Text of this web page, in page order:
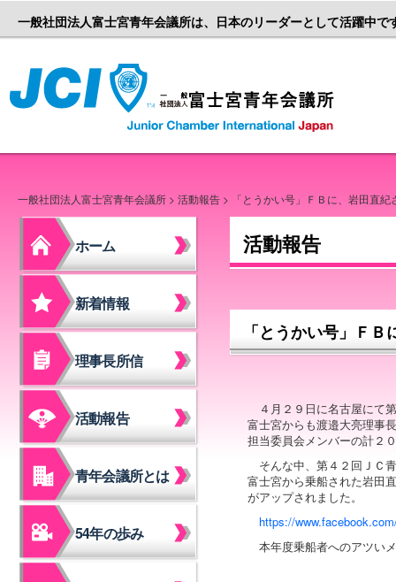
一般社団法人富士宮青年会議所は、日本のリーダーとして活躍中で
一般社団法人富士宮青年会議所 > 活動報告 > 「とうかい号」ＦＢに、岩田直
ホーム
新着情報
理事長所信
活動報告
青年会議所とは
54年の歩み
活動報告
「とうかい号」Ｆ
４月２９日に名古屋にて
富士宮からも渡邉大亮理事
担当委員会メンバーの計２
そんな中、第４２回ＪＣ
富士宮から乗船された岩田
がアップされました。
https://
本年度乗船者へのアツい